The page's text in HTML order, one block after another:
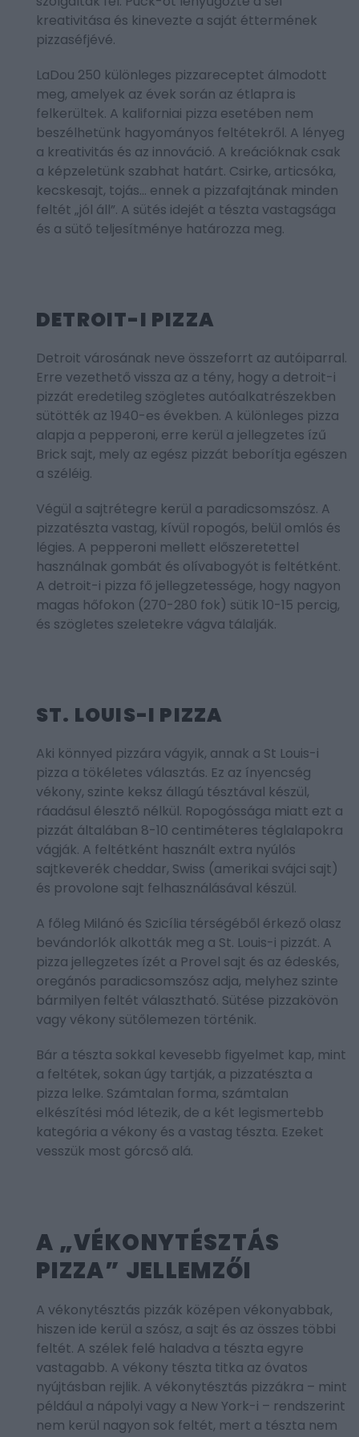
kreativitása és kinevezte a saját éttermének
pizzaséfjévé.
LaDou 250 különleges pizzareceptet álmodott
meg, amelyek az évek során az étlapra is
felkerültek. A kaliforniai pizza esetében nem
beszélhetünk hagyományos feltétekről. A lényeg
a kreativitás és az innováció. A kreációknak csak
a képzeletünk szabhat határt. Csirke, articsóka,
kecskesajt, tojás… ennek a pizzafajtának minden
feltét „jól áll”. A sütés idejét a tészta vastagsága
és a sütő teljesítménye határozza meg.
DETROIT-I PIZZA
Detroit városának neve összeforrt az autóiparral.
Erre vezethető vissza az a tény, hogy a detroit-i
pizzát eredetileg szögletes autóalkatrészekben
sütötték az 1940-es években. A különleges pizza
alapja a pepperoni, erre kerül a jellegzetes ízű
Brick sajt, mely az egész pizzát beborítja egészen
a széléig.
Végül a sajtrétegre kerül a paradicsomszósz. A
pizzatészta vastag, kívül ropogós, belül omlós és
légies. A pepperoni mellett előszeretettel
használnak gombát és olívabogyót is feltétként.
A detroit-i pizza fő jellegzetessége, hogy nagyon
magas hőfokon (270-280 fok) sütik 10-15 percig,
és szögletes szeletekre vágva tálalják.
ST. LOUIS-I PIZZA
Aki könnyed pizzára vágyik, annak a St Louis-i
pizza a tökéletes választás. Ez az ínyencség
vékony, szinte keksz állagú tésztával készül,
ráadásul élesztő nélkül. Ropogóssága miatt ezt a
pizzát általában 8-10 centiméteres téglalapokra
vágják. A feltétként használt extra nyúlós
sajtkeverék cheddar, Swiss (amerikai svájci sajt)
és provolone sajt felhasználásával készül.
A főleg Milánó és Szicília térségéből érkező olasz
bevándorlók alkották meg a St. Louis-i pizzát. A
pizza jellegzetes ízét a Provel sajt és az édeskés,
oregánós paradicsomszósz adja, melyhez szinte
bármilyen feltét választható. Sütése pizzakövön
vagy vékony sütőlemezen történik.
Bár a tészta sokkal kevesebb figyelmet kap, mint
a feltétek, sokan úgy tartják, a pizzatészta a
pizza lelke. Számtalan forma, számtalan
elkészítési mód létezik, de a két legismertebb
kategória a vékony és a vastag tészta. Ezeket
vesszük most górcső alá.
A „VÉKONYTÉSZTÁS
PIZZA” JELLEMZŐI
A vékonytésztás pizzák középen vékonyabbak,
hiszen ide kerül a szósz, a sajt és az összes többi
feltét. A szélek felé haladva a tészta egyre
vastagabb. A vékony tészta titka az óvatos
nyújtásban rejlik. A vékonytésztás pizzákra – mint
például a nápolyi vagy a New York-i – rendszerint
nem kerül nagyon sok feltét, mert a tészta nem